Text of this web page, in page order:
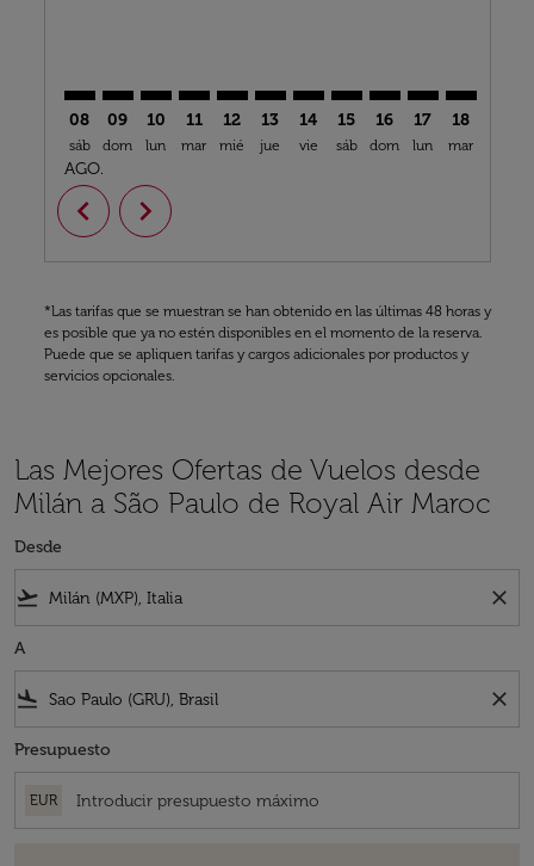
08
sáb
AGO.
09
dom
10
lun
11
mar
12
mié
13
jue
14
vie
15
sáb
16
dom
17
lun
18
mar
chevron_left chevron_right
*Las tarifas que se muestran se han obtenido en las últimas 48 horas y
es posible que ya no estén disponibles en el momento de la reserva.
Puede que se apliquen tarifas y cargos adicionales por productos y
servicios opcionales.
Las Mejores Ofertas de Vuelos desde
Milán a São Paulo de Royal Air Maroc
Desde
flight_takeoff close
A
flight_land close
Presupuesto
EUR